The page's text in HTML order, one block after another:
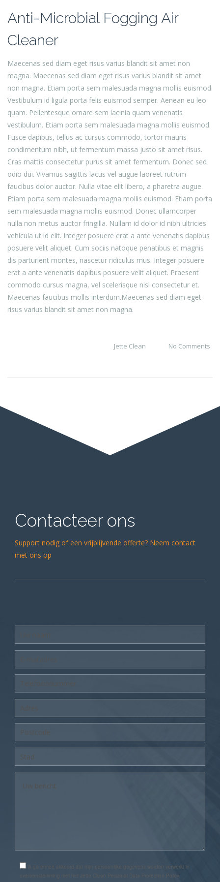
Anti-Microbial Fogging Air
Cleaner
Maecenas sed diam eget risus varius blandit sit amet non
magna. Maecenas sed diam eget risus varius blandit sit amet
non magna. Etiam porta sem malesuada magna mollis euismod.
Vestibulum id ligula porta felis euismod semper. Aenean eu leo
quam. Pellentesque ornare sem lacinia quam venenatis
vestibulum. Etiam porta sem malesuada magna mollis euismod.
Fusce dapibus, tellus ac cursus commodo, tortor mauris
condimentum nibh, ut fermentum massa justo sit amet risus.
Cras mattis consectetur purus sit amet fermentum. Donec sed
odio dui. Vivamus sagittis lacus vel augue laoreet rutrum
faucibus dolor auctor. Nulla vitae elit libero, a pharetra augue.
Etiam porta sem malesuada magna mollis euismod. Etiam porta
sem malesuada magna mollis euismod. Donec ullamcorper
nulla non metus auctor fringilla. Nullam id dolor id nibh ultricies
vehicula ut id elit. Integer posuere erat a ante venenatis dapibus
posuere velit aliquet. Cum sociis natoque penatibus et magnis
dis parturient montes, nascetur ridiculus mus. Integer posuere
erat a ante venenatis dapibus posuere velit aliquet. Praesent
commodo cursus magna, vel scelerisque nisl consectetur et.
Maecenas faucibus mollis interdum.Maecenas sed diam eget
risus varius blandit sit amet non magna.
Jette Clean No Comments
Contacteer ons
Support nodig of een vrijblijvende offerte? Neem contact
met ons op
Ik ga ermee akkoord dat mijn persoonlijke gegevens worden verwerkt in
overeenstemming met het Jette Clean Personal Data Protection Policy.